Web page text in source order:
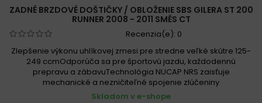
ZADNÉ BRZDOVÉ DOŠTIČKY / OBLOŽENIE SBS GILERA ST 200
RUNNER 2008 - 2011 SMĚS CT
Recenzia(e): 0
Zlepšenie výkonu uhlíkovej zmesi pre stredne veľké skútre 125-
249 ccmOdporúča sa pre športovú jazdu, každodennú
prepravu a zábavuTechnológia NUCAP NRS zaisťuje
mechanické a nezničiteľné spojenie zlúčeniny
Skladom v e-shope